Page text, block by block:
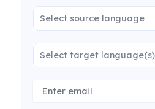
Select source language
Select target language(s)